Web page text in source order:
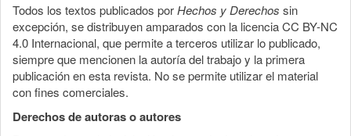
Todos los textos publicados porHechos y Derechos sin
excepción, se distribuyen amparados con la licencia CC BY-NC
4.0 Internacional, que permite a terceros utilizar lo publicado,
siempre que mencionen la autoría del trabajo y la primera
publicación en esta revista. No se permite utilizar el material
con fines comerciales.
Derechos de autoras o autores